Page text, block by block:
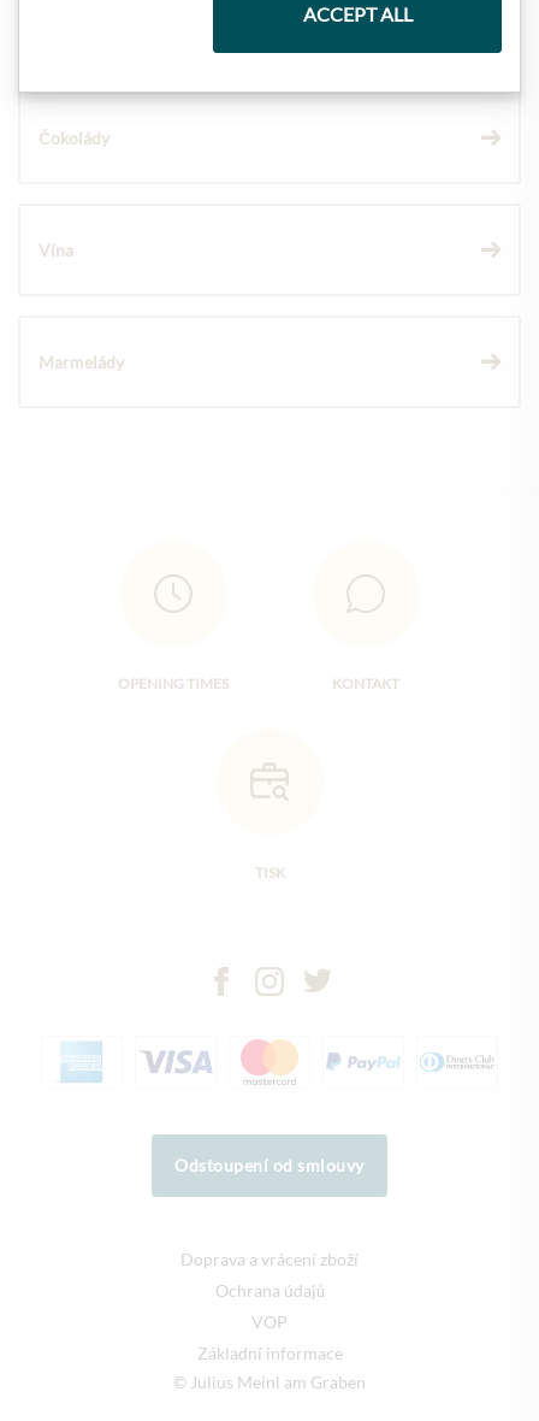
Čokolády
Vína
Marmelády
OPENING TIMES KONTAKT
TISK
Odstoupení od smlouvy
Doprava a vrácení zboží
Ochrana údajů
VOP
Základní informace
© Julius Meinl am Graben
ACCEPT ALL